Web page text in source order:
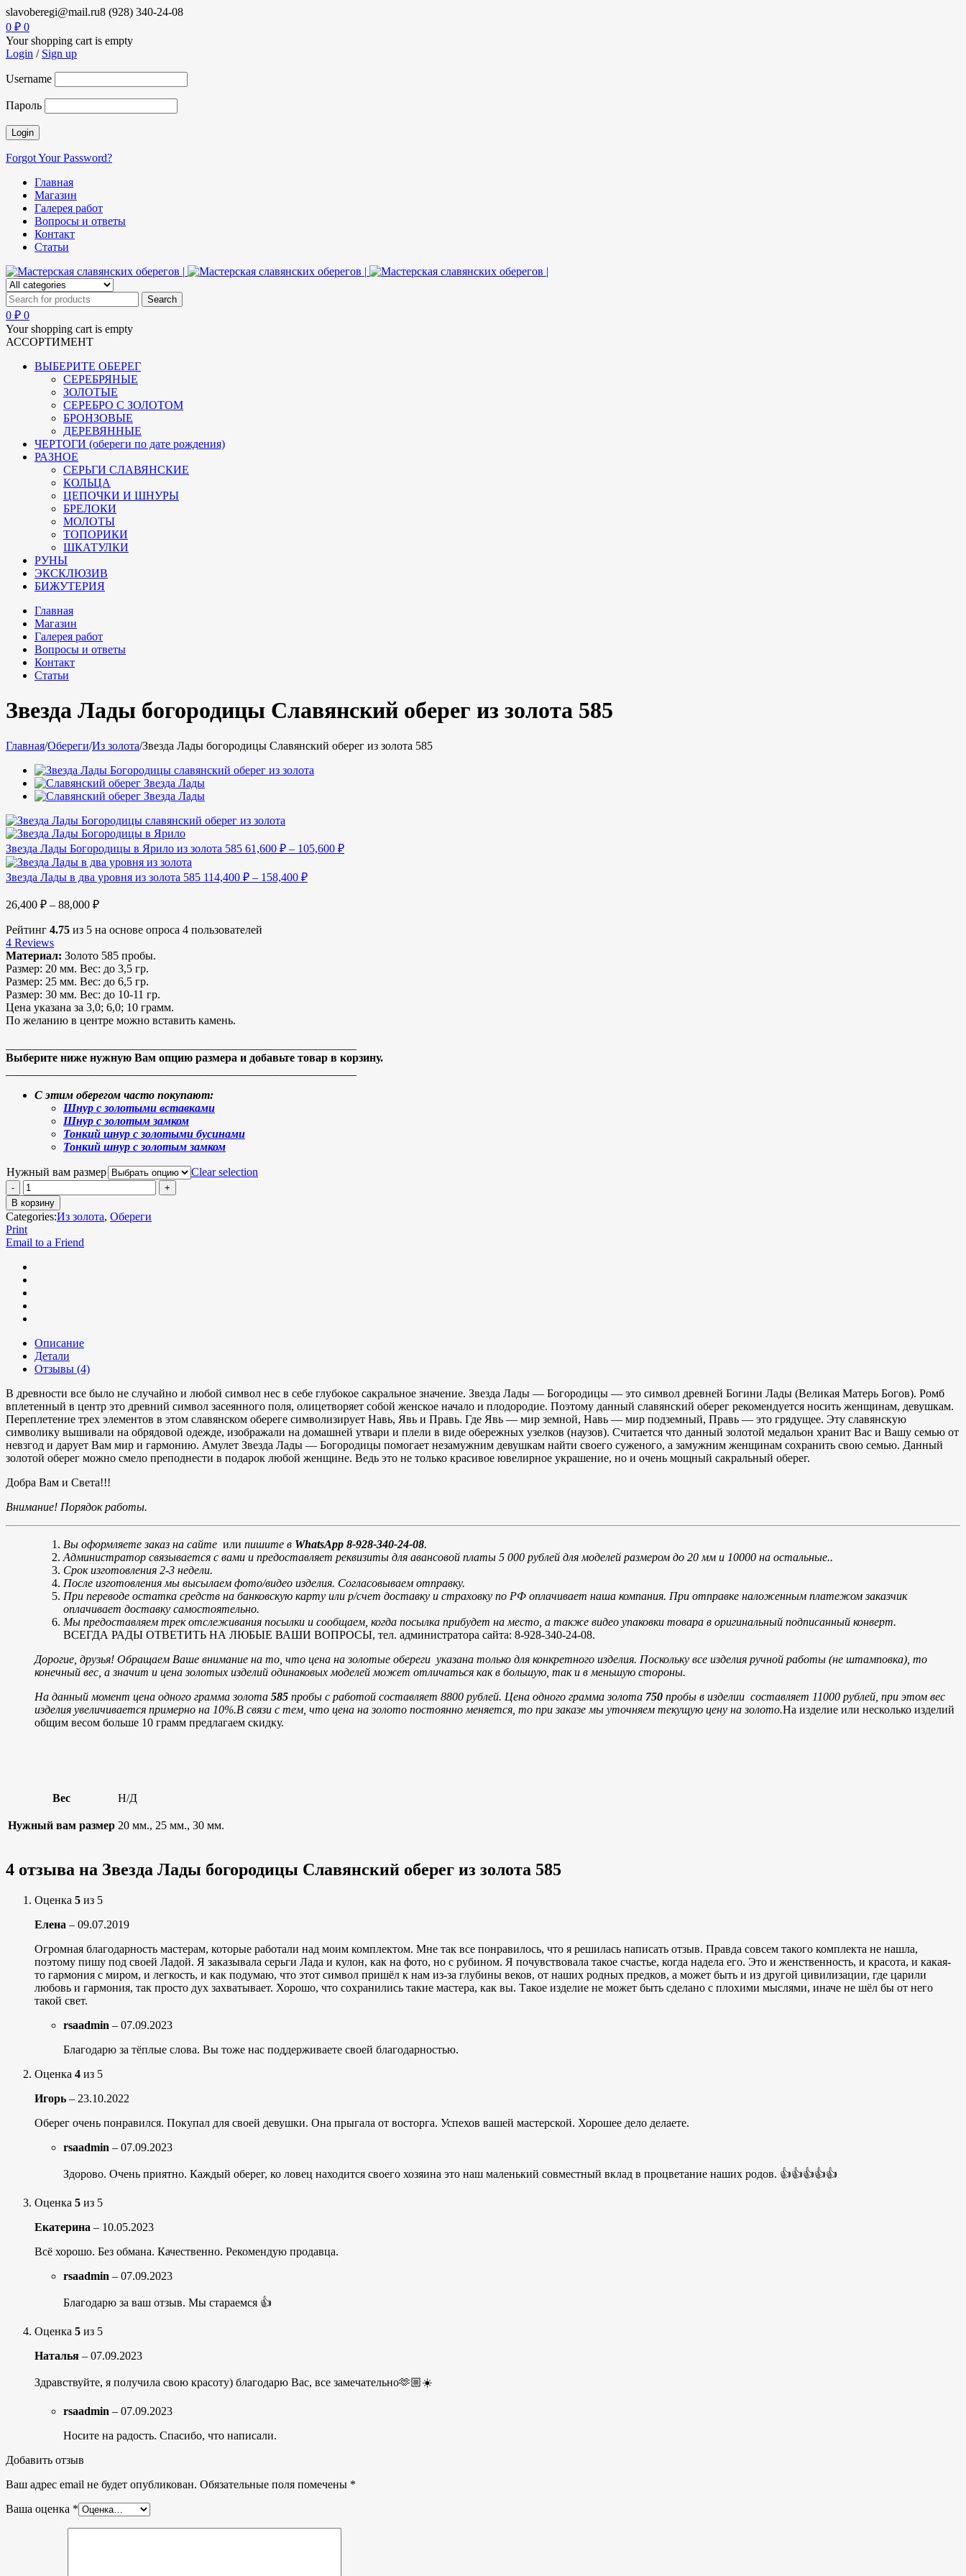
slavoberegi@mail.ru8 (928) 340-24-08
0 ₽ 0
Your shopping cart is empty
Login / Sign up
Username
Пароль
Forgot Your Password?
Главная
Магазин
Галерея работ
Вопросы и ответы
Контакт
Статьи
0 ₽ 0
Your shopping cart is empty
АССОРТИМЕНТ
ВЫБЕРИТЕ ОБЕРЕГ
СЕРЕБРЯНЫЕ
ЗОЛОТЫЕ
СЕРЕБРО С ЗОЛОТОМ
БРОНЗОВЫЕ
ДЕРЕВЯННЫЕ
ЧЕРТОГИ (обереги по дате рождения)
РАЗНОЕ
СЕРЬГИ СЛАВЯНСКИЕ
КОЛЬЦА
ЦЕПОЧКИ И ШНУРЫ
БРЕЛОКИ
МОЛОТЫ
ТОПОРИКИ
ШКАТУЛКИ
РУНЫ
ЭКСКЛЮЗИВ
БИЖУТЕРИЯ
Главная
Магазин
Галерея работ
Вопросы и ответы
Контакт
Статьи
Звезда Лады богородицы Славянский оберег из золота 585
Главная/Обереги/Из золота/Звезда Лады богородицы Славянский оберег из золота 585
Звезда Лады Богородицы в Ярило из золота 585 61,600 ₽ – 105,600 ₽
Звезда Лады в два уровня из золота 585 114,400 ₽ – 158,400 ₽
26,400 ₽ – 88,000 ₽
Рейтинг 4.75 из 5 на основе опроса 4 пользователей
4 Reviews
Материал: Золото 585 пробы.
Размер: 20 мм. Вес: до 3,5 гр.
Размер: 25 мм. Вес: до 6,5 гр.
Размер: 30 мм. Вес: до 10-11 гр.
Цена указана за 3,0; 6,0; 10 грамм.
По желанию в центре можно вставить камень.
Выберите ниже нужную Вам опцию размера и добавьте товар в корзину.
С этим оберегом часто покупают:
Шнур с золотыми вставками
Шнур с золотым замком
Тонкий шнур с золотыми бусинами
Тонкий шнур с золотым замком
Нужный вам размер Clear selection
В корзину
Categories:Из золота, Обереги
Print
Email to a Friend
Описание
Детали
Отзывы (4)
В древности все было не случайно и любой символ нес в себе глубокое сакральное значение. Звезда Лады — Богородицы — это символ древней Богини Лады (Великая Матерь Богов). Ромб
вплетенный в центр это древний символ засеянного поля, олицетворяет собой женское начало и плодородие. Поэтому данный славянский оберег рекомендуется носить женщинам, девушкам.
Переплетение трех элементов в этом славянском обереге символизирует Навь, Явь и Правь. Где Явь — мир земной, Навь — мир подземный, Правь — это грядущее. Эту славянскую
символику вышивали на обрядовой одежде, изображали на домашней утвари и плели в виде обережных узелков (наузов). Считается что данный золотой медальон хранит Вас и Вашу семью от
невзгод и дарует Вам мир и гармонию. Амулет Звезда Лады — Богородицы помогает незамужним девушкам найти своего суженого, а замужним женщинам сохранить свою семью. Данный
золотой оберег можно смело преподнести в подарок любой женщине. Ведь это не только красивое ювелирное украшение, но и очень мощный сакральный оберег.
Добра Вам и Света!!!
Внимание! Порядок работы.
Вы оформляете заказ на сайте или пишите в WhatsApp 8-928-340-24-08.
Администратор связывается с вами и предоставляет реквизиты для авансовой платы 5 000 рублей для моделей размером до 20 мм и 10000 на остальные..
Срок изготовления 2-3 недели.
После изготовления мы высылаем фото/видео изделия. Согласовываем отправку.
При переводе остатка средств на банковскую карту или р/счет доставку и страховку по РФ оплачивает наша компания. При отправке наложенным платежом заказчик
оплачивает доставку самостоятельно.
Мы предоставляем трек отслеживания посылки и сообщаем, когда посылка прибудет на место, а также видео упаковки товара в оригинальный подписанный конверт.
ВСЕГДА РАДЫ ОТВЕТИТЬ НА ЛЮБЫЕ ВАШИ ВОПРОСЫ, тел. администратора сайта: 8-928-340-24-08.
Дорогие, друзья! Обращаем Ваше внимание на то, что цена на золотые обереги указана только для конкретного изделия. Поскольку все изделия ручной работы (не штамповка), то
конечный вес, а значит и цена золотых изделий одинаковых моделей может отличаться как в большую, так и в меньшую стороны.
На данный момент цена одного грамма золота 585 пробы с работой составляет 8800 рублей. Цена одного грамма золота 750 пробы в изделии составляет 11000 рублей, при этом вес
изделия увеличивается примерно на 10%.В связи с тем, что цена на золото постоянно меняется, то при заказе мы уточняем текущую цену на золото.На изделие или несколько изделий
общим весом больше 10 грамм предлагаем скидку.
Вес Н/Д
Нужный вам размер 20 мм., 25 мм., 30 мм.
4 отзыва на Звезда Лады богородицы Славянский оберег из золота 585
Оценка 5 из 5
Елена – 09.07.2019
Огромная благодарность мастерам, которые работали над моим комплектом. Мне так все понравилось, что я решилась написать отзыв. Правда совсем такого комплекта не нашла,
поэтому пишу под своей Ладой. Я заказывала серьги Лада и кулон, как на фото, но с рубином. Я почувствовала такое счастье, когда надела его. Это и женственность, и красота, и какая-
то гармония с миром, и легкость, и как подумаю, что этот символ пришёл к нам из-за глубины веков, от наших родных предков, а может быть и из другой цивилизации, где царили
любовь и гармония, так просто дух захватывает. Хорошо, что сохранились такие мастера, как вы. Такое изделие не может быть сделано с плохими мыслями, иначе не шёл бы от него
такой свет.
rsaadmin – 07.09.2023
Благодарю за тёплые слова. Вы тоже нас поддерживаете своей благодарностью.
Оценка 4 из 5
Игорь – 23.10.2022
Оберег очень понравился. Покупал для своей девушки. Она прыгала от восторга. Успехов вашей мастерской. Хорошее дело делаете.
rsaadmin – 07.09.2023
Здорово. Очень приятно. Каждый оберег, ко ловец находится своего хозяина это наш маленький совместный вклад в процветание наших родов. 👍👍👍👍👍
Оценка 5 из 5
Екатерина – 10.05.2023
Всё хорошо. Без обмана. Качественно. Рекомендую продавца.
rsaadmin – 07.09.2023
Благодарю за ваш отзыв. Мы стараемся 👍
Оценка 5 из 5
Наталья – 07.09.2023
Здравствуйте, я получила свою красоту) благодарю Вас, все замечательно🫶🏼☀️
rsaadmin – 07.09.2023
Носите на радость. Спасибо, что написали.
Добавить отзыв
Ваш адрес email не будет опубликован. Обязательные поля помечены *
Ваша оценка *